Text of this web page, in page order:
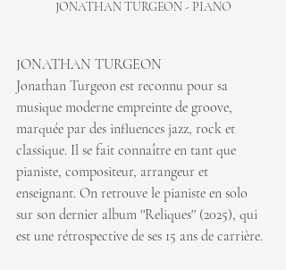
JONATHAN TURGEON - PIANO
JONATHAN TURGEON
Jonathan Turgeon est reconnu pour sa
musique moderne empreinte de groove,
marquée par des influences jazz, rock et
classique. Il se fait connaître en tant que
pianiste, compositeur, arrangeur et
enseignant. On retrouve le pianiste en solo
sur son dernier album ''Reliques'' (2025), qui
est une rétrospective de ses 15 ans de carrière.